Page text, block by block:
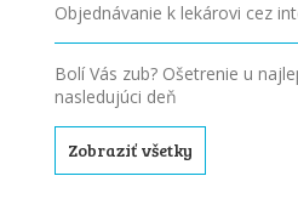
Objednávanie k lekárovi cez
Bolí Vás zub? Ošetrenie u
nasledujúci deň
Zobraziť všetky